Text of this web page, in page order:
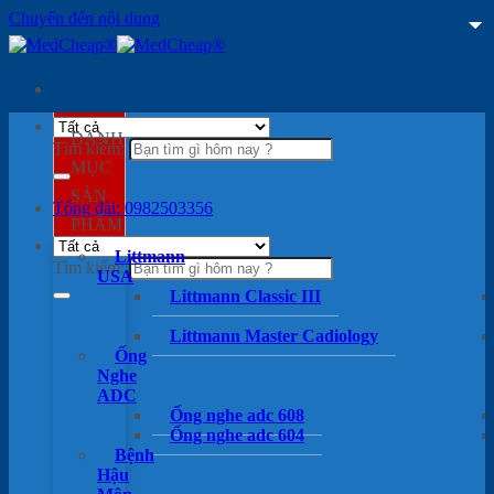
Chuyển đến nội dung
Tìm kiếm:
Tổng đài: 0982503356
Tìm kiếm:
DANH
MỤC
SẢN
PHẨM
Littmann
USA
Littmann Classic III
Littmann Master Cadiology
Ống
Nghe
ADC
Ống nghe adc 608
Ống nghe adc 604
Bệnh
Hậu